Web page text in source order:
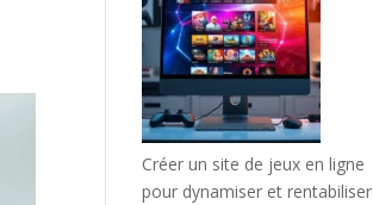
Créer un site de jeux en ligne
pour dynamiser et rentabiliser